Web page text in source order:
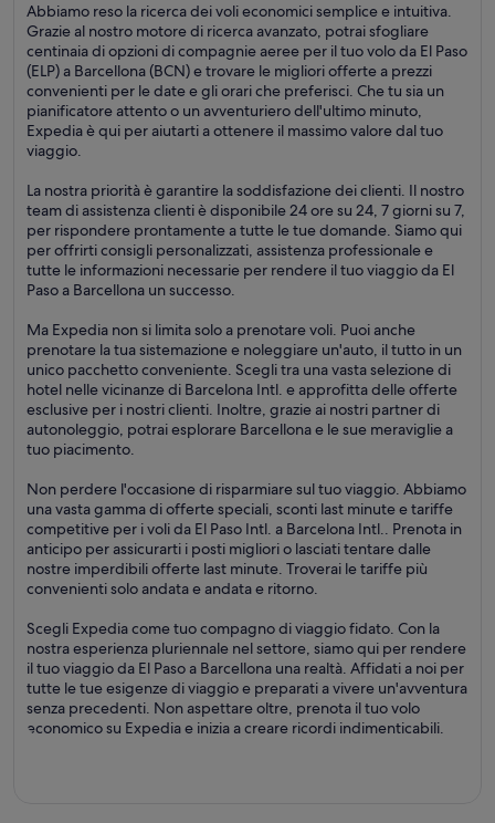
Abbiamo reso la ricerca dei voli economici semplice e intuitiva.
Grazie al nostro motore di ricerca avanzato, potrai sfogliare
centinaia di opzioni di compagnie aeree per il tuo volo da El Paso
(ELP) a Barcellona (BCN) e trovare le migliori offerte a prezzi
convenienti per le date e gli orari che preferisci. Che tu sia un
pianificatore attento o un avventuriero dell'ultimo minuto,
Expedia è qui per aiutarti a ottenere il massimo valore dal tuo
viaggio.
La nostra priorità è garantire la soddisfazione dei clienti. Il nostro
team di assistenza clienti è disponibile 24 ore su 24, 7 giorni su 7,
per rispondere prontamente a tutte le tue domande. Siamo qui
per offrirti consigli personalizzati, assistenza professionale e
tutte le informazioni necessarie per rendere il tuo viaggio da El
Paso a Barcellona un successo.
Ma Expedia non si limita solo a prenotare voli. Puoi anche
prenotare la tua sistemazione e noleggiare un'auto, il tutto in un
unico pacchetto conveniente. Scegli tra una vasta selezione di
hotel nelle vicinanze di Barcelona Intl. e approfitta delle offerte
esclusive per i nostri clienti. Inoltre, grazie ai nostri partner di
autonoleggio, potrai esplorare Barcellona e le sue meraviglie a
tuo piacimento.
Non perdere l'occasione di risparmiare sul tuo viaggio. Abbiamo
una vasta gamma di offerte speciali, sconti last minute e tariffe
competitive per i voli da El Paso Intl. a Barcelona Intl.. Prenota in
anticipo per assicurarti i posti migliori o lasciati tentare dalle
nostre imperdibili offerte last minute. Troverai le tariffe più
convenienti solo andata e andata e ritorno.
Scegli Expedia come tuo compagno di viaggio fidato. Con la
nostra esperienza pluriennale nel settore, siamo qui per rendere
il tuo viaggio da El Paso a Barcellona una realtà. Affidati a noi per
tutte le tue esigenze di viaggio e preparati a vivere un'avventura
senza precedenti. Non aspettare oltre, prenota il tuo volo
economico su Expedia e inizia a creare ricordi indimenticabili.